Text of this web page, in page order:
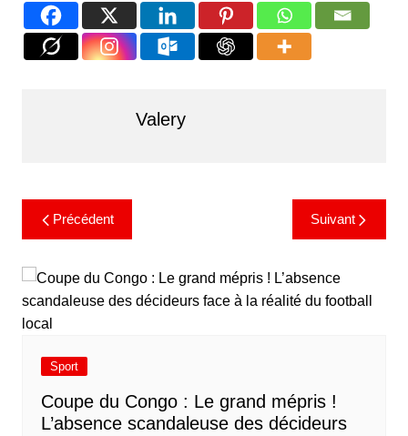
Valery
Précédent Suivant
Sport
​Coupe du Congo : Le grand mépris !
L’absence scandaleuse des décideurs